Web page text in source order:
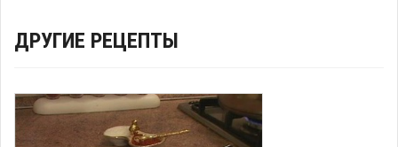
ДРУГИЕ РЕЦЕПТЫ